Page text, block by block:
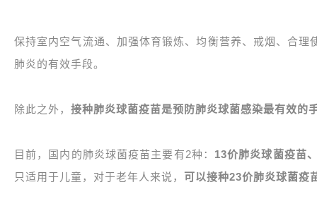
保持室内空气流通、加强体育锻炼、均衡营养、戒烟、合
肺炎的有效手段。
除此之外， 接种肺炎球菌疫苗是预防肺炎球菌感染最有效的
目前，国内的肺炎球菌疫苗主要有2种： 13价肺炎球菌疫苗
只适用于儿童，对于老年人来说， 可以接种23价肺炎球菌疫